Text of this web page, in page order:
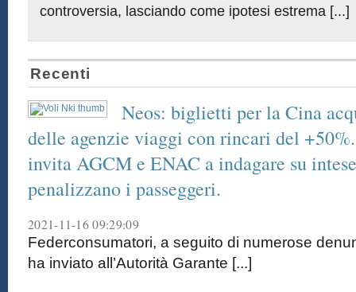
controversia, lasciando come ipotesi estrema [...]
Recenti
Neos: biglietti per la Cina
delle agenzie viaggi con rincari del
invita AGCM e ENAC a indagare su
penalizzano i passeggeri.
2021-11-16 09:29:09
Federconsumatori, a seguito di numerose
ha inviato all’Autorità Garante [...]